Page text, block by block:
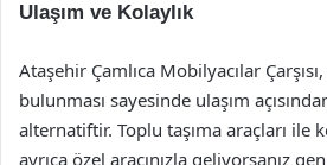
Ulaşım ve Kolaylık
Ataşehir Çamlıca Mobilyacılar
bulunması sayesinde ulaşım
alternatiftir. Toplu taşıma araçları ile
ayrıca özel aracınızla geliyorsanız